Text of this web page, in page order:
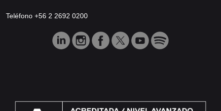
Teléfono +56 2 2692 0200